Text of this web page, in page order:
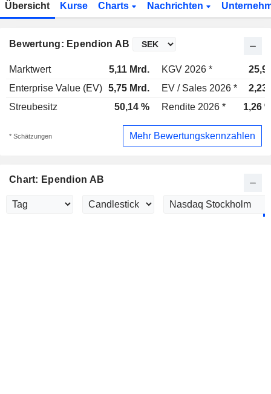
Übersicht Kurse Charts Nachrichten
Bewertung: Ependion AB
Marktwert 5,11 Mrd. KGV 2026 *
Enterprise Value (EV) 5,75 Mrd. EV / Sales 2026 *
Streubesitz
50,14 % Rendite 2026 * 1,26
* Schätzungen Mehr Bewertungskennzahlen
Chart: Ependion AB